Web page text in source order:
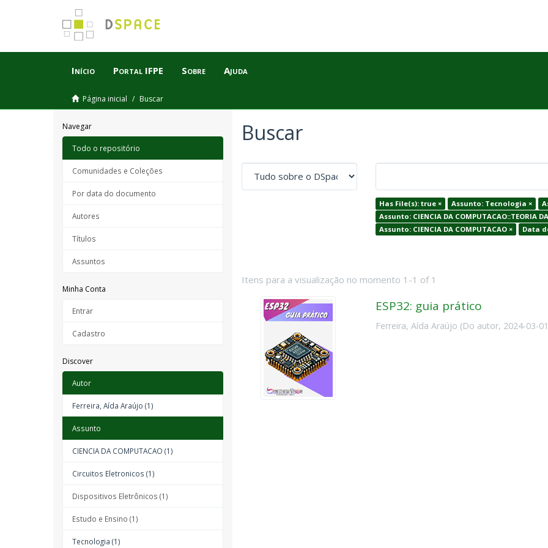
Início Portal IFPE Sobre Ajuda
Página inicial Buscar
Navegar
Todo o repositório
Comunidades e Coleções
Por data do documento
Autores
Títulos
Assuntos
Minha Conta
Entrar
Cadastro
Discover
Autor
Ferreira, Aída Araújo (1)
Assunto
CIENCIA DA COMPUTACAO (1)
Circuitos Eletronicos (1)
Dispositivos Eletrônicos (1)
Estudo e Ensino (1)
Tecnologia (1)
Buscar
Has File(s): true × Assunto: Tecnologia ×
Assunto: CIENCIA DA COMPUTACAO::TEORIA
Assunto: CIENCIA DA COMPUTACAO ×
Data
Itens para a visualização no momento 1-1 of 1
ESP32: guia prático
Ferreira, Aída Araújo (Do autor, 2024-03-01